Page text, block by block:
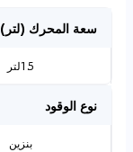
سعة المحرك (لتر)
1.5لتر
نوع الوقود
بنزين